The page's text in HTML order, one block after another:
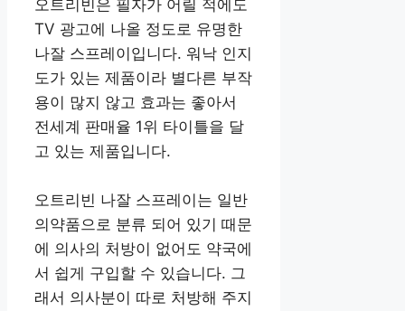
오트리빈은 필자가 어릴 적에도
TV 광고에 나올 정도로 유명한
나잘 스프레이입니다. 워낙 인지
도가 있는 제품이라 별다른 부작
용이 많지 않고 효과는 좋아서
전세계 판매율 1위 타이틀을 달
고 있는 제품입니다.
오트리빈 나잘 스프레이는 일반
의약품으로 분류 되어 있기 때문
에 의사의 처방이 없어도 약국에
서 쉽게 구입할 수 있습니다. 그
래서 의사분이 따로 처방해 주지